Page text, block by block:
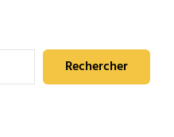
Rechercher